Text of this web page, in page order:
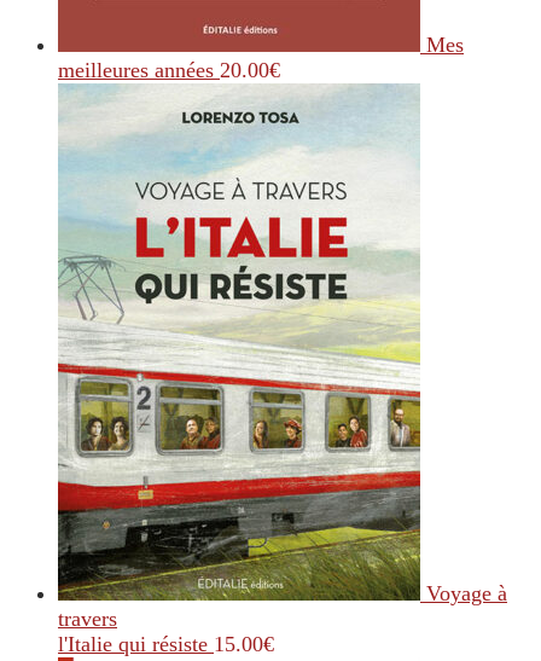
Mes
meilleures années 20.00€
Voyage à
travers
l'Italie qui résiste 15.00€